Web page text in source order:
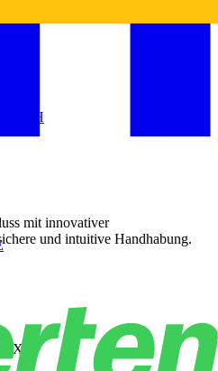
GmbH
mit innovativer
und intuitive Handhabung.
BX